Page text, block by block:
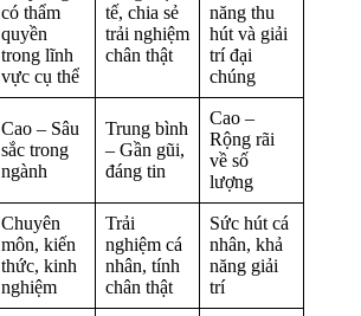
có thẩm
quyền
trong lĩnh
vực cụ thể
tế, chia sẻ
trải nghiệm
chân thật
năng thu
hút và giải
trí đại
chúng
Cao – Sâu
sắc trong
ngành
Trung bình
– Gần gũi,
đáng tin
Cao –
Rộng rãi
về số
lượng
Chuyên
môn, kiến
thức, kinh
nghiệm
Trải
nghiệm cá
nhân, tính
chân thật
Sức hút cá
nhân, khả
năng giải
trí